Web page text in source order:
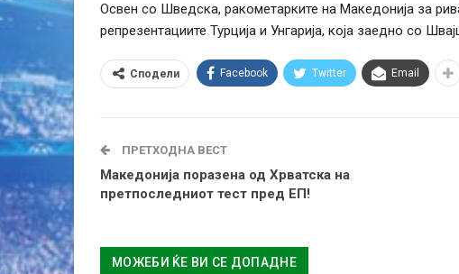
Освен со Шведска, ракометарките на Македонија за
репрезентациите Турција и Унгарија, која заедно со
Сподели Facebook Twitter Email
ПРЕТХОДНА ВЕСТ
Македонија поразена од Хрватска на
претпоследниот тест пред ЕП!
МОЖЕБИ ЌЕ ВИ СЕ ДОПАДНЕ